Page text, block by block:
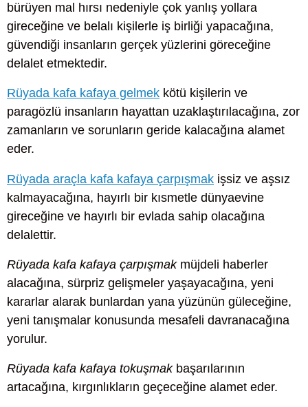
bürüyen mal hırsı nedeniyle çok yanlış yollara
gireceğine ve belalı kişilerle iş birliği yapacağına,
güvendiği insanların gerçek yüzlerini göreceğine
delalet etmektedir.
Rüyada kafa kafaya gelmek kötü kişilerin ve
paragözlü insanların hayattan uzaklaştırılacağına, zor
zamanların ve sorunların geride kalacağına alamet
eder.
Rüyada araçla kafa kafaya çarpışmak işsiz ve aşsız
kalmayacağına, hayırlı bir kısmetle dünyaevine
gireceğine ve hayırlı bir evlada sahip olacağına
delalettir.
Rüyada kafa kafaya çarpışmakmüjdeli haberler
alacağına, sürpriz gelişmeler yaşayacağına, yeni
kararlar alarak bunlardan yana yüzünün güleceğine,
yeni tanışmalar konusunda mesafeli davranacağına
yorulur.
Rüyada kafa kafaya tokuşmakbaşarılarının
artacağına, kırgınlıkların geçeceğine alamet eder.